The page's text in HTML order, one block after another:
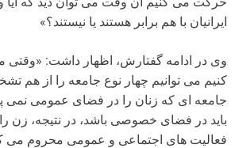
ایرانیان با هم برابر هستند یا نیستند؟»
وی در ادامه گفتارش، اظهار داشت: «وقتی
کنیم می توانیم چهار نوع جامعه را از هم
جامعه ای که زنان را در فضای عمومی نمی
باید در فضای خصوصی باشد، در نتیجه، زن
فعالیت های اجتماعی و عمومی محروم می